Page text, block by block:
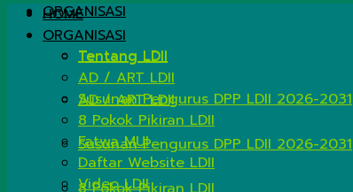
ORGANISASI
Tentang LDII
AD / ART LDII
Susunan Pengurus DPP LDII 2026-2031
HOME
ORGANISASI
Tentang LDII
AD / ART LDII
Susunan Pengurus DPP LDII 2026-2031
8 Pokok Pikiran LDII
Fatwa MUI
Daftar Website LDII
Video LDII